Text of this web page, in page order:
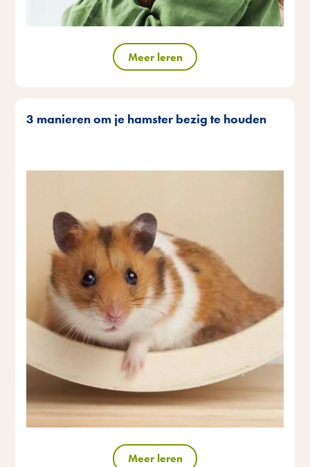
Meer leren
3 manieren om je hamster bezig te houden
Meer leren